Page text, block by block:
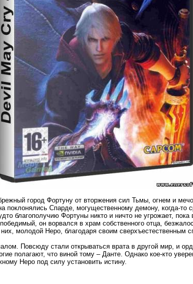
город Фортуну от вторжения сил Тьмы, огнем и
поклонялись Спарде, могущественному демону, когда-то
благополучию Фортуны никто и ничто не угрожает,
он ворвался в храм собственного отца,
молодой Неро, благодаря своим сверхъестественным
Повсюду стали открываться врата в другой мир, и
полагают, что виной тому – Данте. Однако кое-кто
Неро под силу установить истину.